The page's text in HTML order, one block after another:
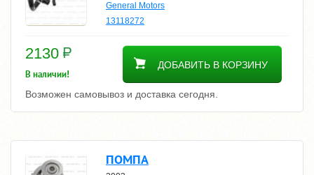
General Motors
13118272
2130
ДОБАВИТЬ В КОРЗИНУ
В наличии!
Возможен самовывоз и доставка сегодня.
ПОМПА